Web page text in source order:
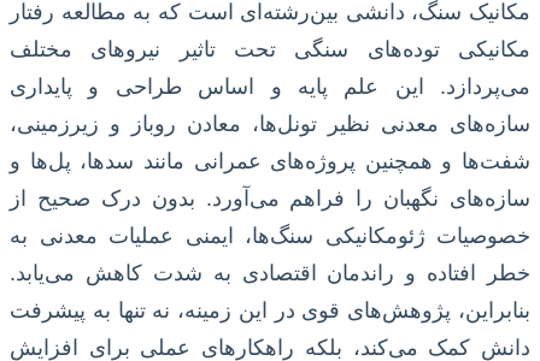
مکانیک سنگ، دانشی بین‌رشته‌ای است که به مطالعه رفتار
مکانیکی توده‌های سنگی تحت تاثیر نیروهای مختلف
می‌پردازد. این علم پایه و اساس طراحی و پایداری
سازه‌های معدنی نظیر تونل‌ها، معادن روباز و زیرزمینی،
شفت‌ها و همچنین پروژه‌های عمرانی مانند سدها، پل‌ها و
سازه‌های نگهبان را فراهم می‌آورد. بدون درک صحیح از
خصوصیات ژئومکانیکی سنگ‌ها، ایمنی عملیات معدنی به
خطر افتاده و راندمان اقتصادی به شدت کاهش می‌یابد.
بنابراین، پژوهش‌های قوی در این زمینه، نه تنها به پیشرفت
دانش کمک می‌کند، بلکه راهکارهای عملی برای افزایش